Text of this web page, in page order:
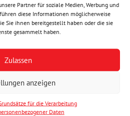
Partner für soziale Medien, Werbung und
diese Informationen möglicherweise
Sie ihnen bereitgestellt haben oder die sie
gesammelt haben.
Zulassen
anzeigen
für die Verarbeitung
Daten